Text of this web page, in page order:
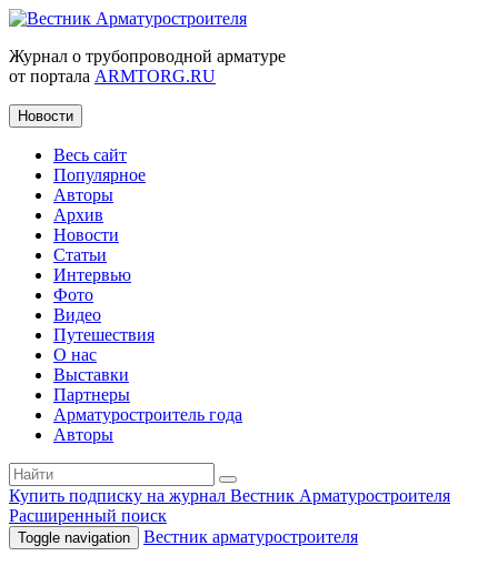
Журнал о трубопроводной арматуре
от портала ARMTORG.RU
Новости
Весь сайт
Популярное
Авторы
Архив
Новости
Статьи
Интервью
Фото
Видео
Путешествия
О нас
Выставки
Партнеры
Арматуростроитель года
Авторы
Купить подписку на журнал Вестник Арматуростроителя
Расширенный поиск
Toggle navigation Вестник арматуростроителя